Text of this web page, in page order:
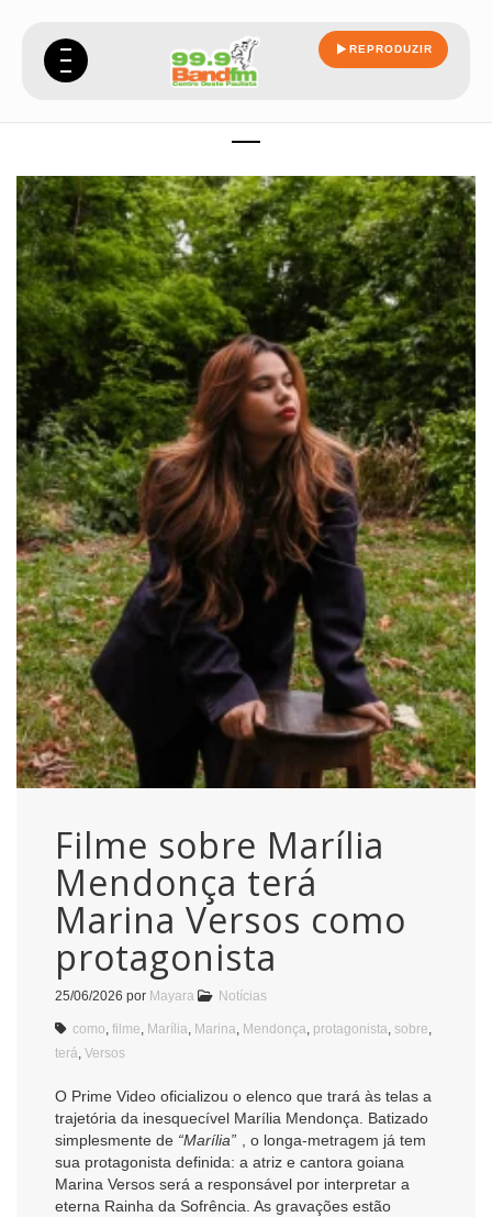
REPRODUZIR
Filme sobre Marília
Mendonça terá
Marina Versos como
protagonista
25/06/2026 por Mayara Notícias
como, filme, Marília, Marina, Mendonça, protagonista, sobre,
terá, Versos
O Prime Video oficializou o elenco que trará às telas a
trajetória da inesquecível Marília Mendonça. Batizado
simplesmente de “Marília”
, o longa-metragem já tem
sua protagonista definida: a atriz e cantora goiana
Marina Versos será a responsável por interpretar a
eterna Rainha da Sofrência. As gravações estão